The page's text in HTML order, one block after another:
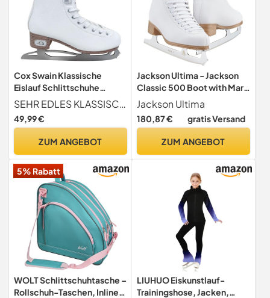
Cox Swain Klassische
Eislauf Schlittschuhe
ICEPEARL, für Damen und
Kinder, bequem, warm
gefüttert - Edelstahlkufe
White/Silver Gr. 37
SEHR EDLES KLASSISCHES DESIGN - Absoluter Hingucker PU Obermaterial in edler Leder Struktur Optik mit Vollschnürung und vielen raffinierten Details
49,99 €
ZUM ANGEBOT
Jackson Ultima - Jackson
Classic 500 Boot with Mark
II Blade, Moderate Support
Figure Skates for Women
and Girls, Championship
No. JC500)
Jackson Ultima
180,87 € gratis Versand
ZUM ANGEBOT
5% Rabatt
WOLT Schlittschuhtasche –
Rollschuh-Taschen, Inline-
LIUHUO Eiskunstlauf-
Trainingshose, Jacken,